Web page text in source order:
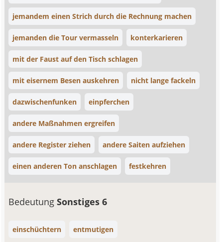
jemandem einen Strich durch die Rechnung machen
jemanden die Tour vermasseln konterkarieren
mit der Faust auf den Tisch schlagen
mit eisernem Besen auskehren nicht lange fackeln
dazwischenfunken einpferchen
andere Maßnahmen ergreifen
andere Register ziehen andere Saiten aufziehen
einen anderen Ton anschlagen festkehren
BedeutungSonstiges 6
einschüchtern entmutigen